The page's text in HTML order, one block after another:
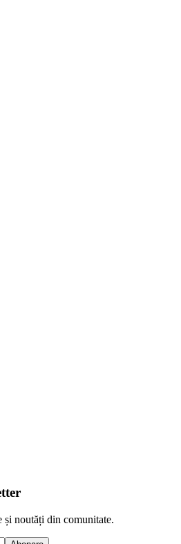
și noutăți din comunitate.